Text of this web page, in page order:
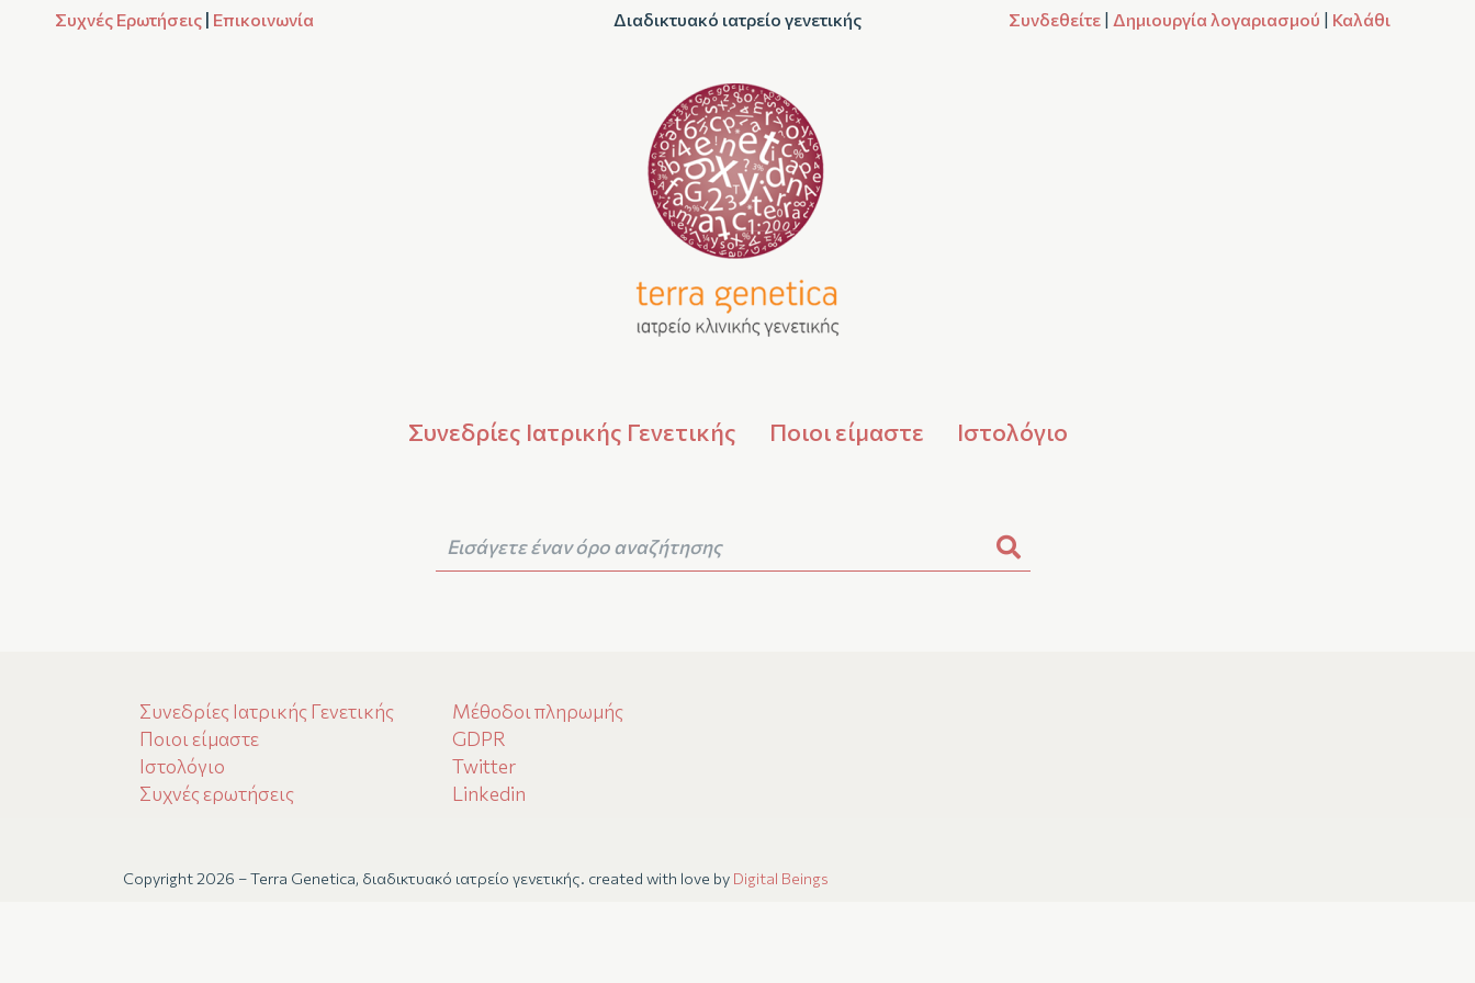
Συχνές Ερωτήσεις | Επικοινωνία Διαδικτυακό ιατρείο γενετικής Συνδεθείτε | Δημιουργία λογαριασμού | Καλάθι
Συνεδρίες Ιατρικής Γενετικής Ποιοι είμαστε Ιστολόγιο
Συνεδρίες Ιατρικής Γενετικής
Ποιοι είμαστε
Ιστολόγιο
Συχνές ερωτήσεις
Μέθοδοι πληρωμής
GDPR
Twitter
Linkedin
Copyright 2026 – Terra Genetica, διαδικτυακό ιατρείο γενετικής. created with love by Digital Beings